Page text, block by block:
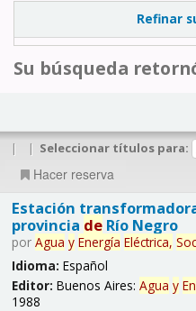
Refinar
Su búsqueda
| | Seleccionar títulos para:
Hacer reserva
Estación
provincia deRío Negro
por Agua y Energía Eléctrica,
Idioma: Español
Editor: Buenos Aires: Agua y
1988